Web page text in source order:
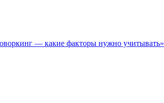
— какие факторы нужно учитывать»